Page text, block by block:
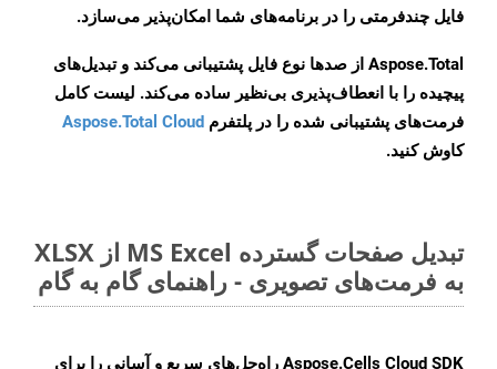
فایل چندفرمتی را در برنامه‌های شما امکان‌پذیر می‌سازد.
Aspose.Total از صدها نوع فایل پشتیبانی می‌کند و تبدیل‌های
پیچیده را با انعطاف‌پذیری بی‌نظیر ساده می‌کند. لیست کامل
فرمت‌های پشتیبانی شده را در پلتفرم Aspose.Total Cloud
کاوش کنید.
تبدیل صفحات گسترده MS Excel از XLSX
به فرمت‌های تصویری - راهنمای گام به گام
Aspose.Cells Cloud SDK راه‌حل‌های سریع و آسانی را برای